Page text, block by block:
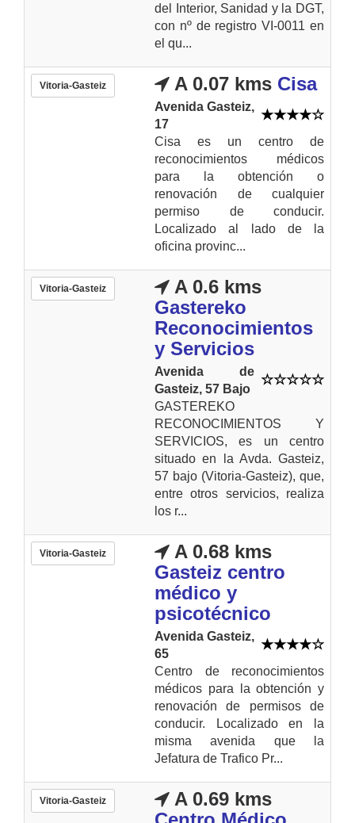
del Interior, Sanidad y la DGT,
con nº de registro VI-0011 en
el qu...
Vitoria-Gasteiz A 0.07 kms Cisa
Avenida Gasteiz,
17
Cisa es un centro de
reconocimientos médicos
para la obtención o
renovación de cualquier
permiso de conducir.
Localizado al lado de la
oficina provinc...
Vitoria-Gasteiz
A 0.6 kms
Gastereko
Reconocimientos
y Servicios
Avenida de
Gasteiz, 57 Bajo
GASTEREKO
RECONOCIMIENTOS Y
SERVICIOS, es un centro
situado en la Avda. Gasteiz,
57 bajo (Vitoria-Gasteiz), que,
entre otros servicios, realiza
los r...
Vitoria-Gasteiz
A 0.68 kms
Gasteiz centro
médico y
psicotécnico
Avenida Gasteiz,
65
Centro de reconocimientos
médicos para la obtención y
renovación de permisos de
conducir. Localizado en la
misma avenida que la
Jefatura de Trafico Pr...
Vitoria-Gasteiz
A 0.69 kms